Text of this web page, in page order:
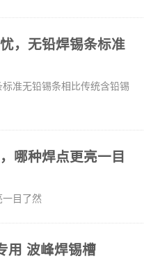
，无铅焊锡条标准
准无铅锡条相比传统含铅锡
哪种焊点更亮一目
一目了然
用 波峰焊锡槽